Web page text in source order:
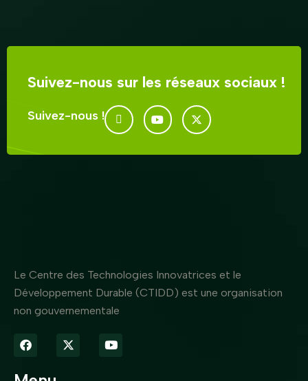
Suivez-nous sur les réseaux sociaux !
Suivez-nous !
Le Centre des Technologies Innovatrices et le
Développement Durable (CTIDD) est une organisation
non gouvernementale